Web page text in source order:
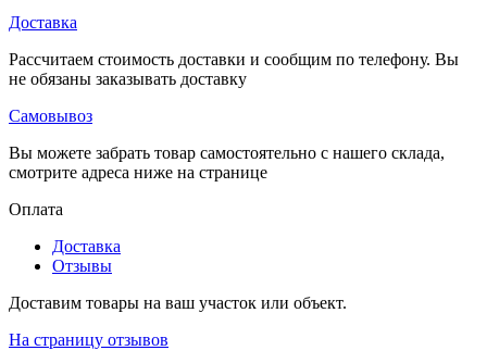
Доставка
Рассчитаем стоимость доставки и сообщим по телефону. Вы
не обязаны заказывать доставку
Самовывоз
Вы можете забрать товар самостоятельно с нашего склада,
смотрите адреса ниже на странице
Оплата
Доставка
Отзывы
Доставим товары на ваш участок или объект.
На страницу отзывов